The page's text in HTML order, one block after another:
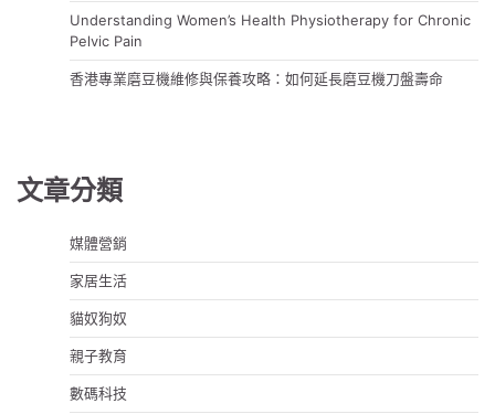
Understanding Women’s Health Physiotherapy for Chronic
Pelvic Pain
香港專業磨豆機維修與保養攻略：如何延長磨豆機刀盤壽命
文章分類
媒體營銷
家居生活
貓奴狗奴
親子教育
數碼科技